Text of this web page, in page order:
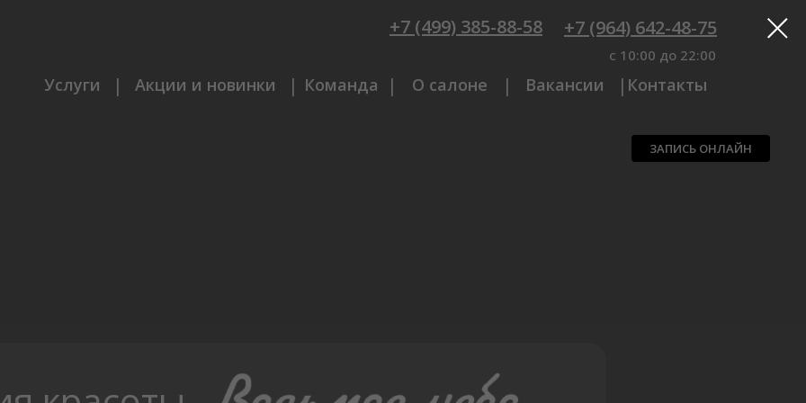
c 10:00 до 22:00
+7 (964) 642-48-75
+7 (499) 385-88-58
Контакты
О салоне
Команда
Услуги Акции и новинки |
|
|
| Вакансии |
ЗАПИСЬ ОНЛАЙН